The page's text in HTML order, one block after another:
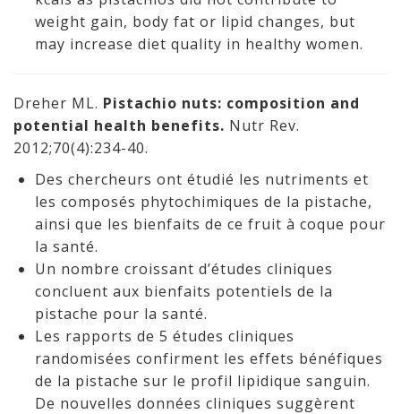
weight gain, body fat or lipid changes, but
may increase diet quality in healthy women.
Dreher ML. Pistachio nuts: composition and
potential health benefits. Nutr Rev.
2012;70(4):234-40.
Des chercheurs ont étudié les nutriments et
les composés phytochimiques de la pistache,
ainsi que les bienfaits de ce fruit à coque pour
la santé.
Un nombre croissant d’études cliniques
concluent aux bienfaits potentiels de la
pistache pour la santé.
Les rapports de 5 études cliniques
randomisées confirment les effets bénéfiques
de la pistache sur le profil lipidique sanguin.
De nouvelles données cliniques suggèrent